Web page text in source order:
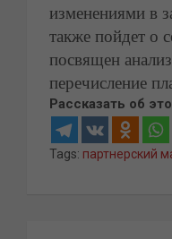
изменениями в
также пойдет о
посвящен
перечисление
Рассказать об
Tags: партнерский